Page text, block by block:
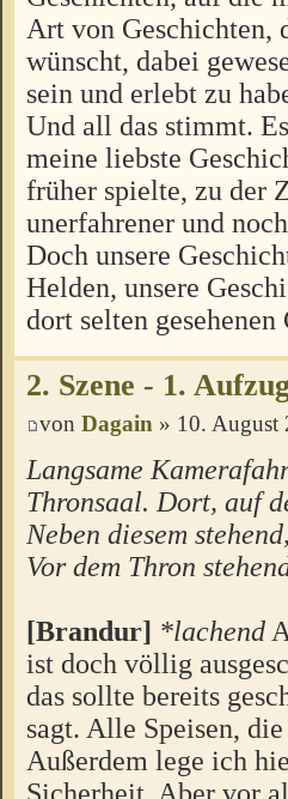
Art von Geschichten,
wünscht, dabei
sein und erlebt zu
Und all das stimmt.
meine liebste
früher spielte, zu der
unerfahrener und
Doch unsere
Helden, unsere
dort selten gesehenen
2. Szene - 1.
von Dagain » 10. August
Langsame
Thronsaal. Dort, auf
Neben diesem
Vor dem Thron
[Brandur] *lachend
ist doch völlig
das sollte bereits
sagt. Alle Speisen,
Außerdem lege ich